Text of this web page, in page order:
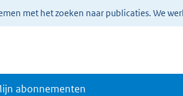
met het zoeken naar publicaties. We
abonnementen